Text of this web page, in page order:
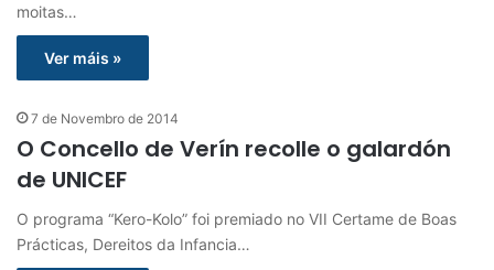
moitas…
Ver máis »
7 de Novembro de 2014
O Concello de Verín recolle o galardón
de UNICEF
O programa “Kero-Kolo” foi premiado no VII Certame de Boas
Prácticas, Dereitos da Infancia…